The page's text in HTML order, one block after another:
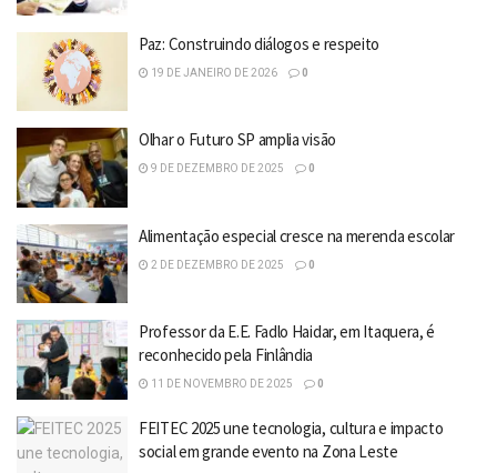
Paz: Construindo diálogos e respeito
19 DE JANEIRO DE 2026 0
Olhar o Futuro SP amplia visão
9 DE DEZEMBRO DE 2025 0
Alimentação especial cresce na merenda escolar
2 DE DEZEMBRO DE 2025 0
Professor da E.E. Fadlo Haidar, em Itaquera, é
reconhecido pela Finlândia
11 DE NOVEMBRO DE 2025 0
FEITEC 2025 une tecnologia, cultura e impacto
social em grande evento na Zona Leste